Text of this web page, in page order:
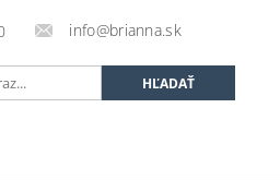
info@brianna.sk